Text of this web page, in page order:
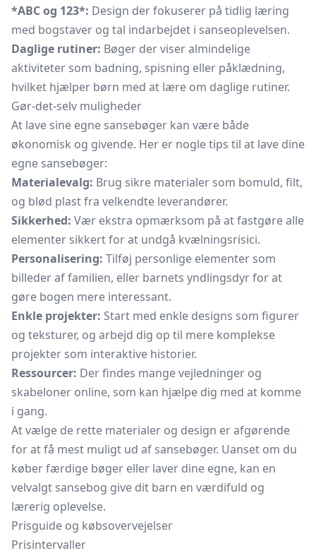
*ABC og 123*: Design der fokuserer på tidlig læring
med bogstaver og tal indarbejdet i sanseoplevelsen.
Daglige rutiner: Bøger der viser almindelige
aktiviteter som badning, spisning eller påklædning,
hvilket hjælper børn med at lære om daglige rutiner.
Gør-det-selv muligheder
At lave sine egne sansebøger kan være både
økonomisk og givende. Her er nogle tips til at lave dine
egne sansebøger:
Materialevalg: Brug sikre materialer som bomuld, filt,
og blød plast fra velkendte leverandører.
Sikkerhed: Vær ekstra opmærksom på at fastgøre alle
elementer sikkert for at undgå kvælningsrisici.
Personalisering: Tilføj personlige elementer som
billeder af familien, eller barnets yndlingsdyr for at
gøre bogen mere interessant.
Enkle projekter: Start med enkle designs som figurer
og teksturer, og arbejd dig op til mere komplekse
projekter som interaktive historier.
Ressourcer: Der findes mange vejledninger og
skabeloner online, som kan hjælpe dig med at komme
i gang.
At vælge de rette materialer og design er afgørende
for at få mest muligt ud af sansebøger. Uanset om du
køber færdige bøger eller laver dine egne, kan en
velvalgt sansebog give dit barn en værdifuld og
lærerig oplevelse.
Prisguide og købsovervejelser
Prisintervaller